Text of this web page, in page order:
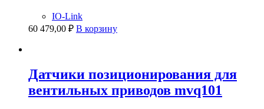
IO-Link
60 479,00 ₽ В корзину
Датчики позиционирования для
вентильных приводов mvq101